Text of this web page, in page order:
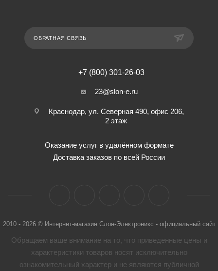
ОБРАТНАЯ СВЯЗЬ
+7 (800) 301-26-03
23@slon-e.ru
Краснодар, ул. Северная 490, офис 206,
2 этаж
Оказание услуг в удалённом формате
Доставка заказов по всей России
2010 - 2026 © Интернет-магазин Слон-Электроникс - официальный сайт
Обращаем ваше внимание на то, что приведенные цены и
характеристики товaров носят исключительно
ознакомительный характер и не являются публичной